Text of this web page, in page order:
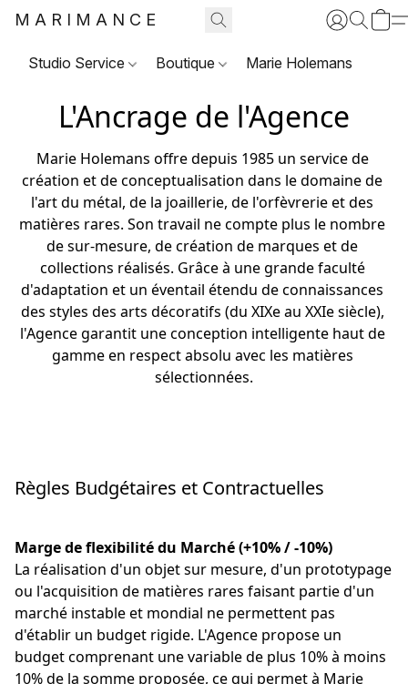
MARIMANCE
Studio Service Boutique Marie Holemans
L'Ancrage de l'Agence
Marie Holemans offre depuis 1985 un service de
création et de conceptualisation dans le domaine de
l'art du métal, de la joaillerie, de l'orfèvrerie et des
matières rares. Son travail ne compte plus le nombre
de sur-mesure, de création de marques et de
collections réalisés. Grâce à une grande faculté
d'adaptation et un éventail étendu de connaissances
des styles des arts décoratifs (du XIXe au XXIe siècle),
l'Agence garantit une conception intelligente haut de
gamme en respect absolu avec les matières
sélectionnées.
Règles Budgétaires et Contractuelles
Marge de flexibilité du Marché (+10% / -10%)
La réalisation d'un objet sur mesure, d'un prototypage
ou l'acquisition de matières rares faisant partie d'un
marché instable et mondial ne permettent pas
d'établir un budget rigide. L'Agence propose un
budget comprenant une variable de plus 10% à moins
10% de la somme proposée, ce qui permet à Marie